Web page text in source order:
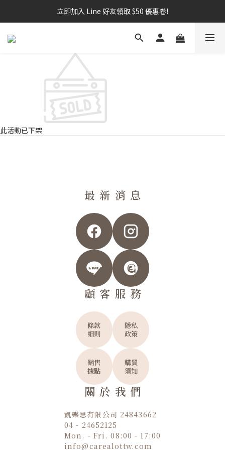
立即加入 Line 好友領取 $50 優惠卷!
此活動已下架
最新消息
顧客服務
條款
細則
隱私
政策
銷售
據點
購買
須知
關於我們
凱樂思有限公司 24843662
04 - 24652125
Mon. - Fri. 08:00 - 17:00
info@carealottw.com